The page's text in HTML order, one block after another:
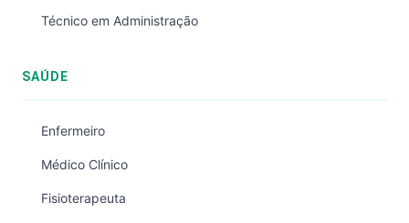
Técnico em Administração
SAÚDE
Enfermeiro
Médico Clínico
Fisioterapeuta